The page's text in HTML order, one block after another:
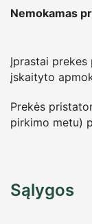
Nemokamas
Įprastai
įskaityto
Prekės
pirkimo metu)
Sąlygos